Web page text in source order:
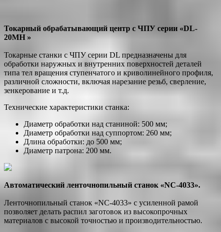
Токарный обрабатывающий центр с ЧПУ серии «DL-
20MH »
Токарные станки с ЧПУ серии DL предназначены для
обработки наружных и внутренних поверхностей деталей
типа тел вращения ступенчатого и криволинейного профиля,
различной сложности, включая нарезание резьб, сверление,
зенкерование и т.д.
Технические характеристики станка:
Диаметр обработки над станиной: 500 мм;
Диаметр обработки над суппортом: 260 мм;
Длина обработки: до 500 мм;
Диаметр патрона: 200 мм.
Автоматический ленточнопильный станок «NC-4033».
Ленточнопильный станок «NC-4033» с усиленной рамой
позволяет делать распил заготовок из высокопрочных
материалов с высокой точностью и производительностью.